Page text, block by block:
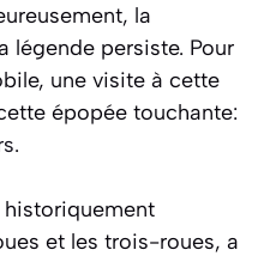
la
légende persiste. Pour
une visite à cette
épopée touchante:
.
historiquement
et les trois-roues, a